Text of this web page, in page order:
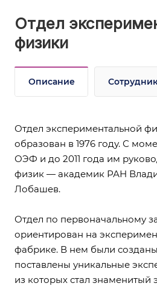
Отдел
физики
Описание
Отдел экспериментальной
образован в 1976 году. С
ОЭФ и до 2011 года им
физик — aкадемик РАН
Лобашев.
Отдел по первоначальному
ориентирован на
фабрике. В нем были созданы
поставлены уникальные
из которых стал знаменитый